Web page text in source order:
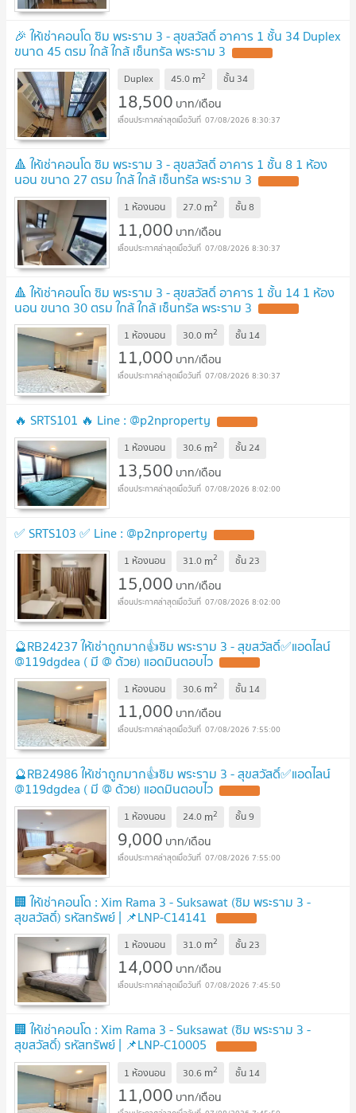
🎉 ให้เช่าคอนโด ซิม พระราม 3 - สุขสวัสดิ์ อาคาร 1 ชั้น 34 Duplex
ขนาด 45 ตรม ใกล้ ใกล้ เซ็นทรัล พระราม 3
Duplex 45.0 m2 ชั้น 34
18,500 บาท/เดือน
07/08/2026 8:30:37
🔺 ให้เช่าคอนโด ซิม พระราม 3 - สุขสวัสดิ์ อาคาร 1 ชั้น 8 1 ห้อง
นอน ขนาด 27 ตรม ใกล้ ใกล้ เซ็นทรัล พระราม 3
1 ห้องนอน 27.0 m2 ชั้น8
11,000 บาท/เดือน
07/08/2026 8:30:37
🔺 ให้เช่าคอนโด ซิม พระราม 3 - สุขสวัสดิ์ อาคาร 1 ชั้น 14 1 ห้อง
นอน ขนาด 30 ตรม ใกล้ ใกล้ เซ็นทรัล พระราม 3
1 ห้องนอน 30.0 m2 ชั้น 14
11,000 บาท/เดือน
07/08/2026 8:30:37
🔥 SRTS101 🔥 Line : @p2nproperty
1 ห้องนอน 30.6 m2 ชั้น24
13,500 บาท/เดือน
07/08/2026 8:02:00
✅ SRTS103 ✅ Line : @p2nproperty
1 ห้องนอน 31.0 m2 ชั้น23
15,000 บาท/เดือน
07/08/2026 8:02:00
🔮RB24237 ให้เช่าถูกมาก👍ซิม พระราม 3 - สุขสวัสดิ์✅แอดไลน์
@119dgdea ( มี @ ด้วย) แอดมินตอบไว
1 ห้องนอน 30.6 m2 ชั้น 14
11,000 บาท/เดือน
07/08/2026 7:55:00
🔮RB24986 ให้เช่าถูกมาก👍ซิม พระราม 3 - สุขสวัสดิ์✅แอดไลน์
@119dgdea ( มี @ ด้วย) แอดมินตอบไว
1 ห้องนอน 24.0 m2 ชั้น9
9,000 บาท/เดือน
07/08/2026 7:55:00
🏢 ให้เช่าคอนโด : Xim Rama 3 - Suksawat (ซิม พระราม 3 -
สุขสวัสดิ์) รหัสทรัพย์ | 📌LNP-C14141
1 ห้องนอน 31.0 m2 ชั้น23
14,000 บาท/เดือน
07/08/2026 7:45:50
🏢 ให้เช่าคอนโด : Xim Rama 3 - Suksawat (ซิม พระราม 3 -
สุขสวัสดิ์) รหัสทรัพย์ | 📌LNP-C10005
1 ห้องนอน 30.6 m2 ชั้น 14
11,000 บาท/เดือน